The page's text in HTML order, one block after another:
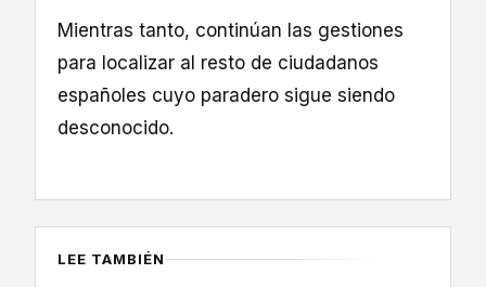
Mientras tanto, continúan las gestiones
para localizar al resto de ciudadanos
españoles cuyo paradero sigue siendo
desconocido.
LEE TAMBIÉN